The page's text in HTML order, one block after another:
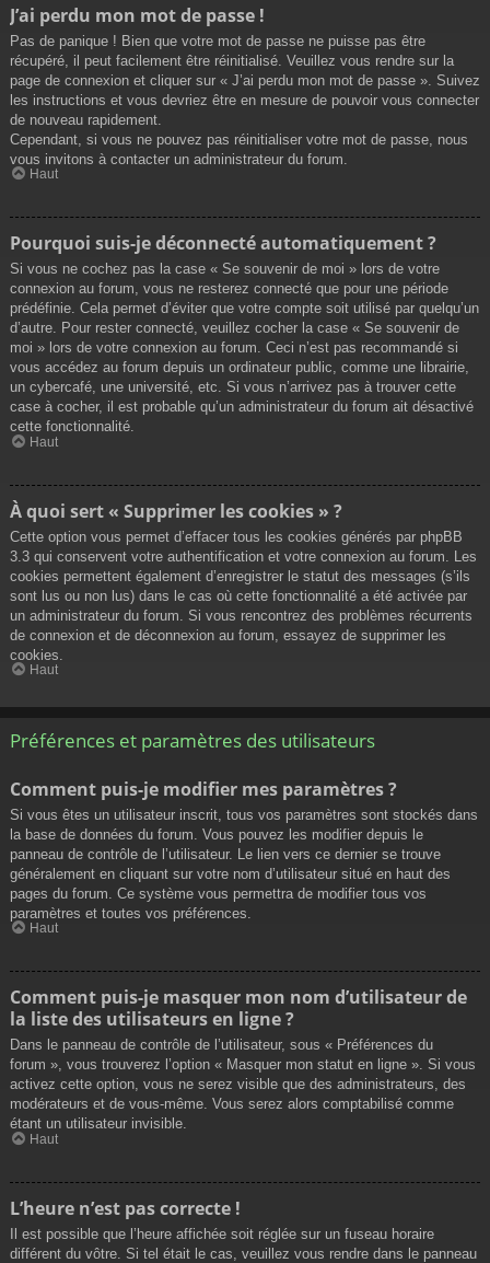
J’ai perdu mon mot de passe !
Pas de panique ! Bien que votre mot de passe ne puisse pas être
récupéré, il peut facilement être réinitialisé. Veuillez vous rendre sur la
page de connexion et cliquer sur « J’ai perdu mon mot de passe ». Suivez
les instructions et vous devriez être en mesure de pouvoir vous connecter
de nouveau rapidement.
Cependant, si vous ne pouvez pas réinitialiser votre mot de passe, nous
vous invitons à contacter un administrateur du forum.
Haut
Pourquoi suis-je déconnecté automatiquement ?
Si vous ne cochez pas la case « Se souvenir de moi » lors de votre
connexion au forum, vous ne resterez connecté que pour une période
prédéfinie. Cela permet d’éviter que votre compte soit utilisé par quelqu’un
d’autre. Pour rester connecté, veuillez cocher la case « Se souvenir de
moi » lors de votre connexion au forum. Ceci n’est pas recommandé si
vous accédez au forum depuis un ordinateur public, comme une librairie,
un cybercafé, une université, etc. Si vous n’arrivez pas à trouver cette
case à cocher, il est probable qu’un administrateur du forum ait désactivé
cette fonctionnalité.
Haut
À quoi sert « Supprimer les cookies » ?
Cette option vous permet d’effacer tous les cookies générés par phpBB
3.3 qui conservent votre authentification et votre connexion au forum. Les
cookies permettent également d’enregistrer le statut des messages (s’ils
sont lus ou non lus) dans le cas où cette fonctionnalité a été activée par
un administrateur du forum. Si vous rencontrez des problèmes récurrents
de connexion et de déconnexion au forum, essayez de supprimer les
cookies.
Haut
Préférences et paramètres des utilisateurs
Comment puis-je modifier mes paramètres ?
Si vous êtes un utilisateur inscrit, tous vos paramètres sont stockés dans
la base de données du forum. Vous pouvez les modifier depuis le
panneau de contrôle de l’utilisateur. Le lien vers ce dernier se trouve
généralement en cliquant sur votre nom d’utilisateur situé en haut des
pages du forum. Ce système vous permettra de modifier tous vos
paramètres et toutes vos préférences.
Haut
Comment puis-je masquer mon nom d’utilisateur de
la liste des utilisateurs en ligne ?
Dans le panneau de contrôle de l’utilisateur, sous « Préférences du
forum », vous trouverez l’option « Masquer mon statut en ligne ». Si vous
activez cette option, vous ne serez visible que des administrateurs, des
modérateurs et de vous-même. Vous serez alors comptabilisé comme
étant un utilisateur invisible.
Haut
L’heure n’est pas correcte !
Il est possible que l’heure affichée soit réglée sur un fuseau horaire
différent du vôtre. Si tel était le cas, veuillez vous rendre dans le panneau